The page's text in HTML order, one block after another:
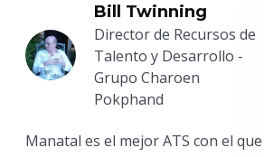
Bill Twinning
Director de Recursos de
Talento y Desarrollo -
Grupo Charoen
Pokphand
Manatal es el mejor ATS con el que